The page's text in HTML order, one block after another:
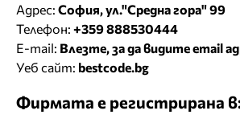
Адрес: София, ул."Средна гора" 99
Телефон: +359 888530444
E-mail: Влезте, за да видите email
Уеб сайт: bestcode.bg
Фирмата е регистрирана